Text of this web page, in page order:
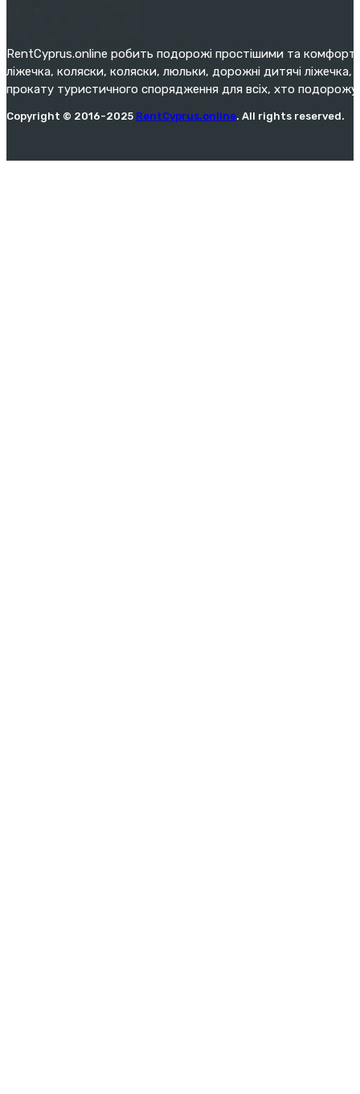
RentCyprus.online робить подорожі простішими та
ліжечка, коляски, коляски, люльки, дорожні дитячі ліжечка,
прокату туристичного спорядження для всіх, хто
Copyright © 2016-2025 RentCyprus.online. All rights reserved.